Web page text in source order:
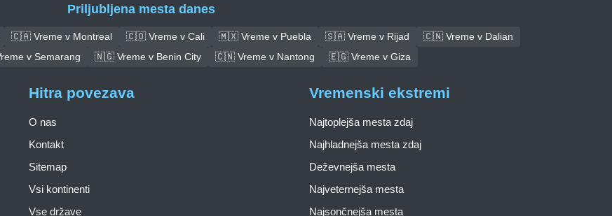
Priljubljena mesta danes
🇨🇦 Vreme v Montreal 🇨🇴 Vreme v Cali 🇲🇽 Vreme v Puebla 🇸🇦 Vreme v Rijad
🇨🇳 Vreme v Dalian
v Semarang 🇳🇬 Vreme v Benin City 🇨🇳 Vreme v Nantong 🇪🇬 Vreme v Giza
Hitra povezava
O nas
Kontakt
Sitemap
Vsi kontinenti
Vse države
Vremenski ekstremi
Najtoplejša mesta zdaj
Najhladnejša mesta zdaj
Deževnejša mesta
Najveternejša mesta
Najsončnejša mesta